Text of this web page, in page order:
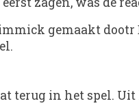
gemaakt dootr
terug in het spel.